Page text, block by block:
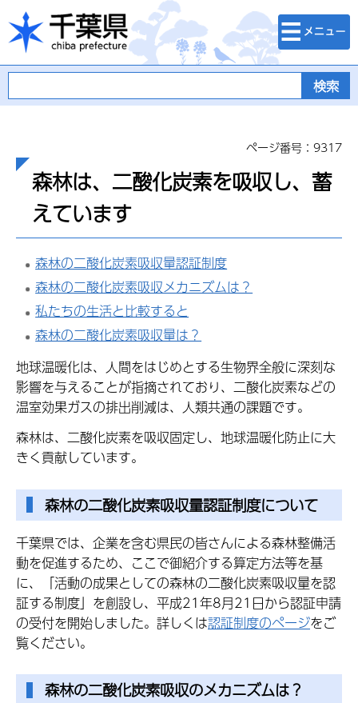
千葉県
検索・メニュ
ー
ページ番号：9317
森林は、二酸化炭素を吸収し、蓄
えています
森林の二酸化炭素吸収量認証制度
森林の二酸化炭素吸収メカニズムは？
私たちの生活と比較すると
森林の二酸化炭素吸収量は？
地球温暖化は、人間をはじめとする生物界全般に深刻な
影響を与えることが指摘されており、二酸化炭素などの
温室効果ガスの排出削減は、人類共通の課題です。
森林は、二酸化炭素を吸収固定し、地球温暖化防止に大
きく貢献しています。
森林の二酸化炭素吸収量認証制度について
千葉県では、企業を含む県民の皆さんによる森林整備活
動を促進するため、ここで御紹介する算定方法等を基
に、「活動の成果としての森林の二酸化炭素吸収量を認
証する制度」を創設し、平成21年8月21日から認証申請
の受付を開始しました。詳しくは認証制度のページをご
覧ください。
森林の二酸化炭素吸収のメカニズムは？